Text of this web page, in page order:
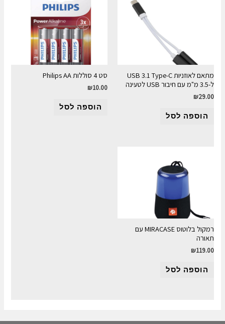
מתאם לאוזניות USB 3.1 Type-C
ל-3.5 מ"מ עם חיבור USB לטעינה
₪29.00
הוספה לסל
סט 4 סוללות Philips AA
₪10.00
הוספה לסל
רמקול בלוטוס MIRACASE עם
תאורה
₪119.00
הוספה לסל